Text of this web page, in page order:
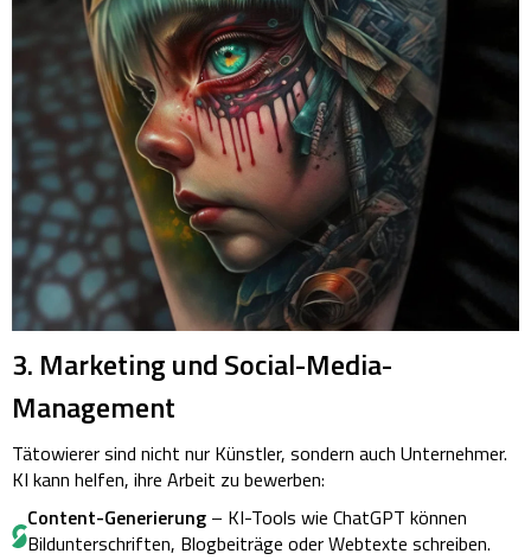
3. Marketing und Social-Media-
Management
Tätowierer sind nicht nur Künstler, sondern auch Unternehmer.
KI kann helfen, ihre Arbeit zu bewerben:
Content-Generierung – KI-Tools wie ChatGPT können
Bildunterschriften, Blogbeiträge oder Webtexte schreiben.